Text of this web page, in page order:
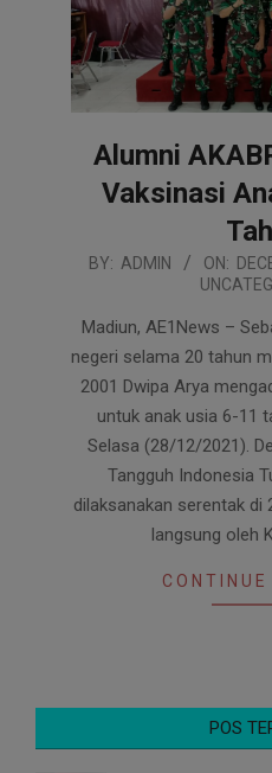
Alumni
Vaksinasi
2021-
28
BY: ADMIN ON:
Madiun, AE1News –
negeri selama 20 tahun
2001 Dwipa Arya
untuk anak usia 6-11
Selasa (28/12/2021).
Tangguh Indonesia
dilaksanakan serentak di
langsung oleh
CONTINUE
POS